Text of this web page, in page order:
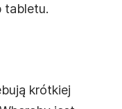
tabletu.
krótkiej